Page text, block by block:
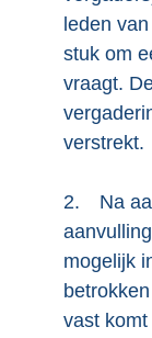
leden
stuk om
vraagt.
verstrekt.
2.
Na
mogelijk
vast